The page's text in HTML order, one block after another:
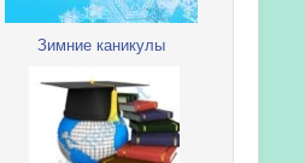
Зимние каникулы